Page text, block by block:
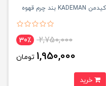
کيدمن KADEMAN بند چرم قهوه
2,750,000 30٪
1,950,000 تومان